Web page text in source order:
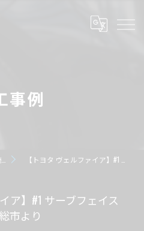
事例
【トヨタ ヴェルファイア】#1 サーブフェイス ボディ磨き 茨城県常総市より
ア】#1 サーブフェイス
市より